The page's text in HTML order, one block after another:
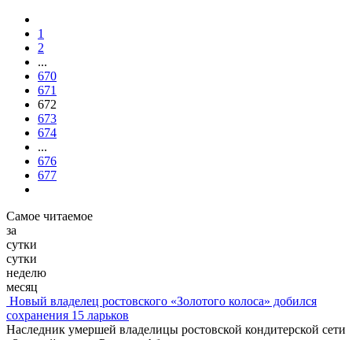
1
2
...
670
671
672
673
674
...
676
677
Самое читаемое
за
сутки
сутки
неделю
месяц
Новый владелец ростовского «Золотого колоса» добился
сохранения 15 ларьков
Наследник умершей владелицы ростовской кондитерской сети